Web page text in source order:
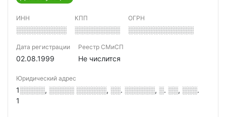
ИНН
░░░░░░░░░░
КПП
░░░░░░░░░
ОГРН
░░░░░░░░░░░░░
Дата регистрации
02.08.1999
Реестр СМиСП
Не числится
Юридический адрес
1░░░░░, ░░░░░ ░░░░░░, ░░. ░░░░░░, ░. ░░, ░░░.
1